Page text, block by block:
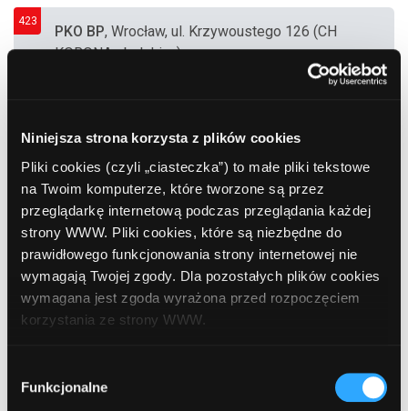
Niniejsza strona korzysta z plików cookies
Pliki cookies (czyli „ciasteczka”) to małe pliki tekstowe
na Twoim komputerze, które tworzone są przez
przeglądarkę internetową podczas przeglądania każdej
strony WWW. Pliki cookies, które są niezbędne do
prawidłowego funkcjonowania strony internetowej nie
wymagają Twojej zgody. Dla pozostałych plików cookies
wymagana jest zgoda wyrażona przed rozpoczęciem
korzystania ze strony WWW.
formy korzystania z plików cookies. Więcej:
Polityka
zgody
Funkcjonalne
423
PKO BP, Wrocław, ul. Krzywoustego 126 (CH
KORONA obok kina)
PKO BP, Wrocław, ul. Piotra Skargi 1
PKO BP , Wrocław, ul. Legnicka 56
PKO BP, Wrocław, ul. Orzechowa 42/44
(Oddział 7 we Wrocławiu)
PKO BP, Wrocław, ul. Strzegomska 193